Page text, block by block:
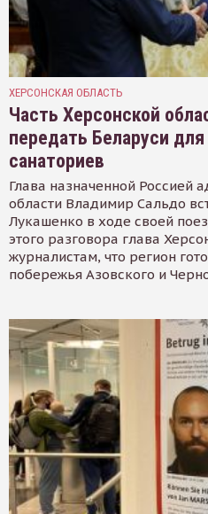
ХЕРСОНСКАЯ ОБЛАСТЬ
Часть Херсонской
передать Беларуси
санаториев
Глава назначенной Россией
области Владимир Сальдо
Лукашенко в ходе своей
этого разговора глава
журналистам, что регион
побережья Азовского и